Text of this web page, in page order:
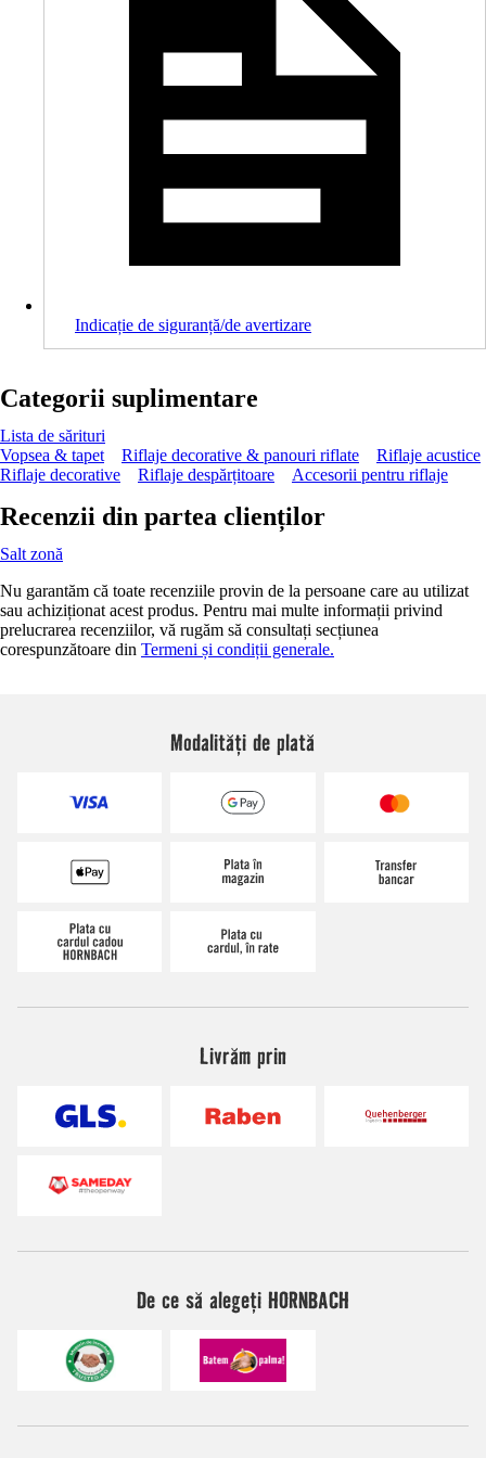
Indicație de siguranță/de avertizare
Categorii suplimentare
Lista de sărituri
Vopsea & tapet
Riflaje decorative & panouri riflate
Riflaje acustice
Riflaje decorative
Riflaje despărțitoare Accesorii pentru riflaje
Recenzii din partea clienților
Salt zonă
Nu garantăm că toate recenziile provin de la persoane care au utilizat
sau achiziționat acest produs. Pentru mai multe informații privind
prelucrarea recenziilor, vă rugăm să consultați secțiunea
corespunzătoare din Termeni și condiții generale.
Modalități de plată
Livrăm prin
De ce să alegeți HORNBACH